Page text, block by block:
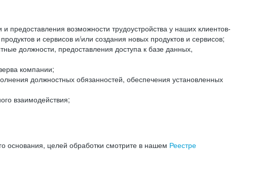
предоставления возможности трудоустройства у наших клиентов-
и сервисов и/или создания новых продуктов и сервисов;
должности, предоставления доступа к базе данных,
компании;
должностных обязанностей, обеспечения установленных
взаимодействия;
основания, целей обработки смотрите в нашем Реестре